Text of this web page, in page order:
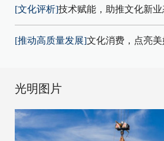
[文化评析]技术赋能，助推文化新
[推动高质量发展]文化消费，点亮
光明图片